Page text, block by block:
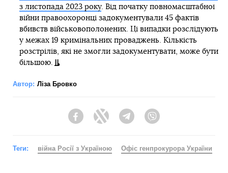
з листопада 2023 року. Від початку повномасштабної
війни правоохоронці задокументували 45 фактів
вбивств військовополонених. Ці випадки розслідують
у межах 19 кримінальних проваджень. Кількість
розстрілів, які не змогли задокументувати, може бути
більшою.
Автор: Ліза Бровко
FacebookTwitter Telegram
Теги: війна Росії з Україною Офіс генпрокурора України